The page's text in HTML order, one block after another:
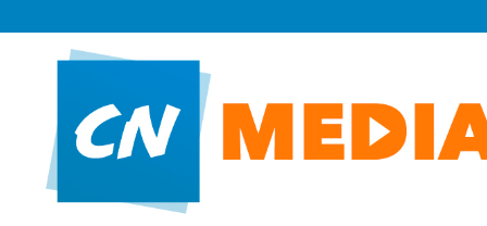
CN MÉDIA
Une vie nouvelle en JESUS !
Accueil